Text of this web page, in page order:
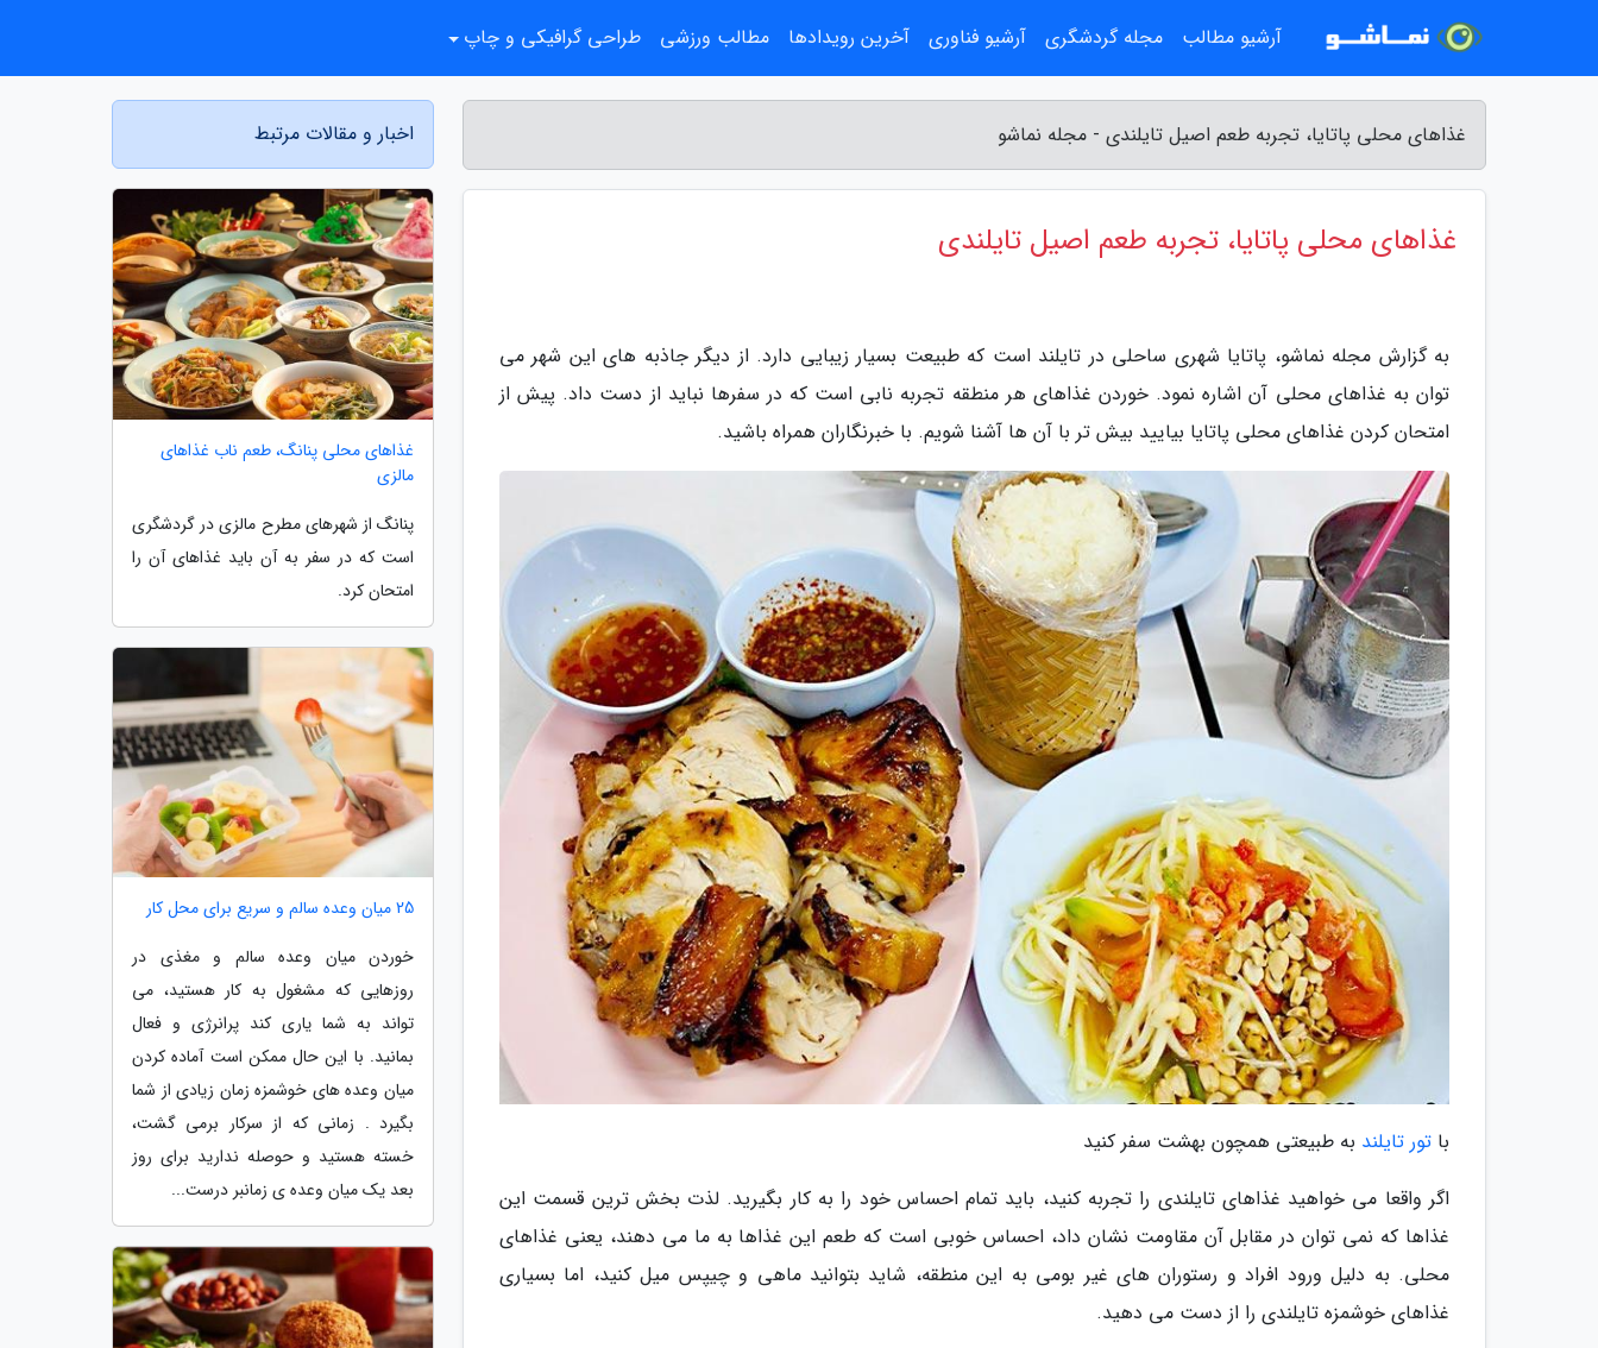
غذاهای محلی پاتایا، تجربه طعم اصیل تایلندی - مجله نماشو
غذاهای محلی پاتایا، تجربه طعم اصیل تایلندی
به گزارش مجله نماشو، پاتایا شهری ساحلی در تایلند است که طبیعت بسیار زیبایی دارد. از دیگر جاذبه های این شهر می
توان به غذاهای محلی آن اشاره نمود. خوردن غذاهای هر منطقه تجربه نابی است که در سفرها نباید از دست داد. پیش از
امتحان کردن غذاهای محلی پاتایا بیایید بیش تر با آن ها آشنا شویم. با خبرنگاران همراه باشید.
با تور تایلند به طبیعتی همچون بهشت سفر کنید
اگر واقعا می خواهید غذاهای تایلندی را تجربه کنید، باید تمام احساس خود را به کار بگیرید. لذت بخش ترین قسمت این
غذاها که نمی توان در مقابل آن مقاومت نشان داد، احساس خوبی است که طعم این غذاها به ما می دهند، یعنی غذاهای
محلی. به دلیل ورود افراد و رستوران های غیر بومی به این منطقه، شاید بتوانید ماهی و چیپس میل کنید، اما بسیاری
غذاهای خوشمزه تایلندی را از دست می دهید.
اخبار و مقالات مرتبط
غذاهای محلی پنانگ، طعم ناب غذاهای
مالزی
پنانگ از شهرهای مطرح مالزی در گردشگری
است که در سفر به آن باید غذاهای آن را
امتحان کرد.
25 میان وعده سالم و سریع برای محل کار
خوردن میان وعده سالم و مغذی در
روزهایی که مشغول به کار هستید، می
تواند به شما یاری کند پرانرژی و فعال
بمانید. با این حال ممکن است آماده کردن
میان وعده های خوشمزه زمان زیادی از شما
بگیرد . زمانی که از سرکار برمی گشت،
خسته هستید و حوصله ندارید برای روز
بعد یک میان وعده ی زمانبر درست...
آرشیو مطالب مجله گردشگری آرشیو فناوری آخرین رویدادها مطالب ورزشی طراحی گرافیکی و چاپ